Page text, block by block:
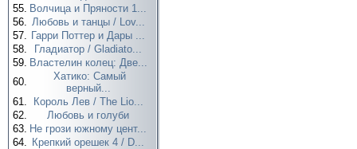
55. Волчица и Пряности 1...
56. Любовь и танцы / Lov...
57. Гарри Поттер и Дары ...
58.
Гладиатор / Gladiato...
59. Властелин колец: Две...
60.
Хатико: Самый
верный...
61.
Король Лев / The Lio...
62.
Любовь и голуби
63. Не грози южному цент...
64. Крепкий орешек 4 / D...